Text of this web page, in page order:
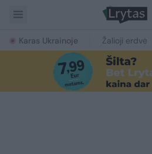
Karas Ukrainoje Žalioji erdvė